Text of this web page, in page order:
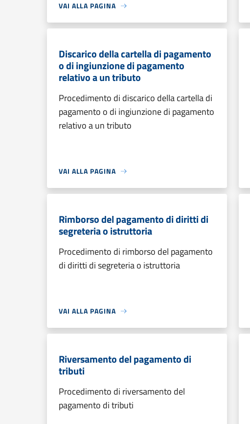
VAI ALLA PAGINA
Discarico della cartella di pagamento
o di ingiunzione di pagamento
relativo a un tributo
Procedimento di discarico della cartella di
pagamento o di ingiunzione di pagamento
relativo a un tributo
VAI ALLA PAGINA
Rimborso del pagamento di diritti di
segreteria o istruttoria
Procedimento di rimborso del pagamento
di diritti di segreteria o istruttoria
VAI ALLA PAGINA
Riversamento del pagamento di
tributi
Procedimento di riversamento del
pagamento di tributi